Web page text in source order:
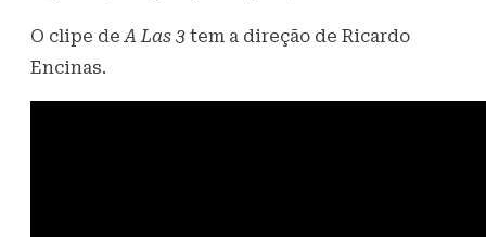
O clipe de A Las 3 tem a direção de Ricardo
Encinas.